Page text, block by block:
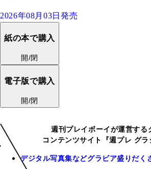
2026年08月03日発売
紙の本で購入
開/閉
電子版で購入
開/閉
週刊プレイボーイが運営する
コンテンツサイト『週プレ グラ
デジタル写真集などグラビア盛りだく